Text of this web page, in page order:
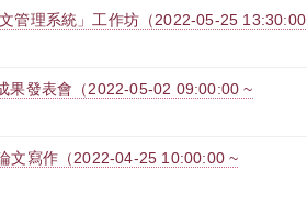
管理系統」工作坊（2022-05-25 13:30:00
果發表會（2022-05-02 09:00:00 ~
文寫作（2022-04-25 10:00:00 ~